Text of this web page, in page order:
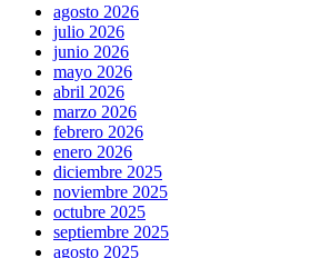
agosto 2026
julio 2026
junio 2026
mayo 2026
abril 2026
marzo 2026
febrero 2026
enero 2026
diciembre 2025
noviembre 2025
octubre 2025
septiembre 2025
agosto 2025